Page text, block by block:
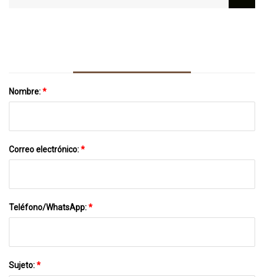
Nombre:*
Correo electrónico:*
Teléfono/WhatsApp:*
Sujeto:*